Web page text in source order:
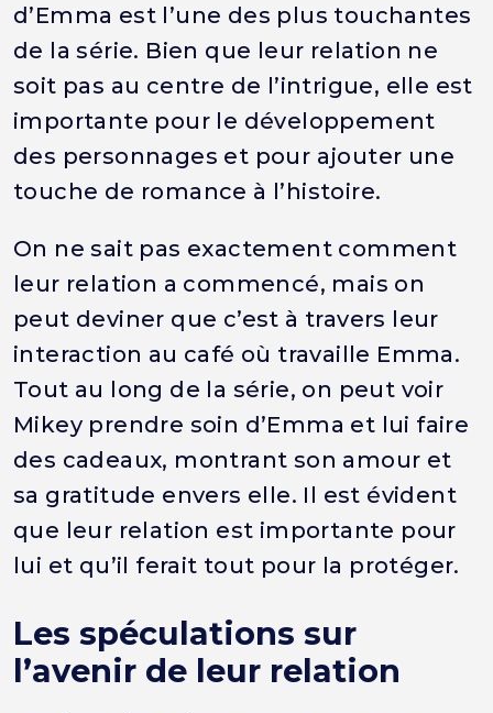
d’Emma est l’une des plus touchantes
de la série. Bien que leur relation ne
soit pas au centre de l’intrigue, elle est
importante pour le développement
des personnages et pour ajouter une
touche de romance à l’histoire.
On ne sait pas exactement comment
leur relation a commencé, mais on
peut deviner que c’est à travers leur
interaction au café où travaille Emma.
Tout au long de la série, on peut voir
Mikey prendre soin d’Emma et lui faire
des cadeaux, montrant son amour et
sa gratitude envers elle. Il est évident
que leur relation est importante pour
lui et qu’il ferait tout pour la protéger.
Les spéculations sur
l’avenir de leur relation